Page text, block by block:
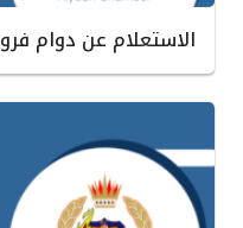
الاستعلام عن دوام